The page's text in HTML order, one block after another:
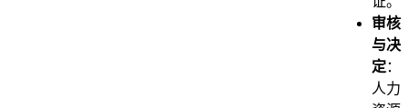
审核
与决
定：
人力